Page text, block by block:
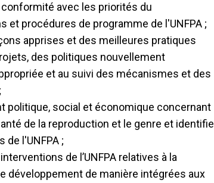
avec les priorités du
procédures de programme de l'UNFPA ;
apprises et des meilleures pratiques
des politiques nouvellement
et au suivi des mécanismes et des
politique, social et économique concernant
de la reproduction et le genre et identifie
de l'UNFPA ;
de l’UNFPA relatives à la
développement de manière intégrées aux